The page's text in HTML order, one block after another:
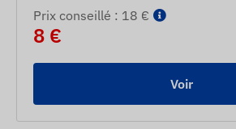
Prix ​​conseillé : 18 €
8 €
Voir